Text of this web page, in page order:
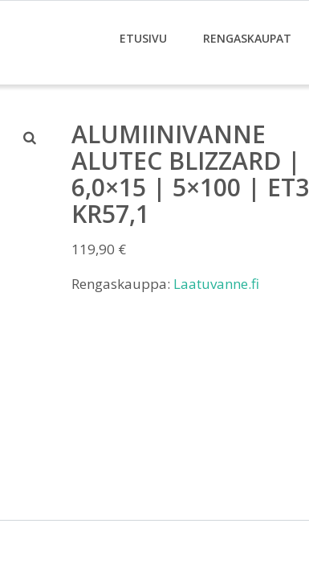
ETUSIVU RENGASKAUPAT
ALUMIINIVANNE
ALUTEC BLIZZARD |
6,0×15 | 5×100 |
KR57,1
119,90 €
Rengaskauppa: Laatuvanne.fi